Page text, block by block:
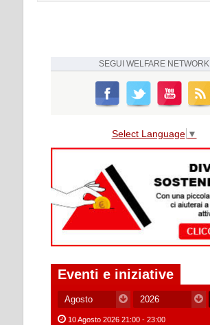
SEGUI WELFARE NETWORK
Select Language ▼
Eventi e iniziative
10 Agosto 2026 21:00 - 23:00